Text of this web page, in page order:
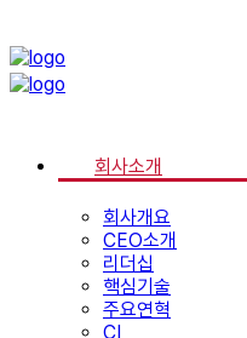
회사소개
회사개요
CEO소개
리더십
핵심기술
주요연혁
CI